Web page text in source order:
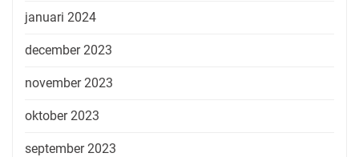
januari 2024
december 2023
november 2023
oktober 2023
september 2023